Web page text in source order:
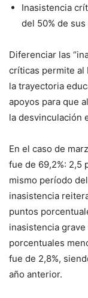
Inasistencia
del 50% de sus
Diferenciar las
críticas permite al
la trayectoria
apoyos para que
la desvinculación
En el caso de
fue de 69,2%: 2,5
mismo período
inasistencia
puntos
inasistencia
porcentuales
fue de 2,8%,
año anterior.